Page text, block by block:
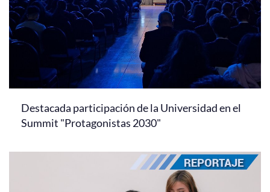
Destacada participación de la Universidad en el
Summit "Protagonistas 2030"